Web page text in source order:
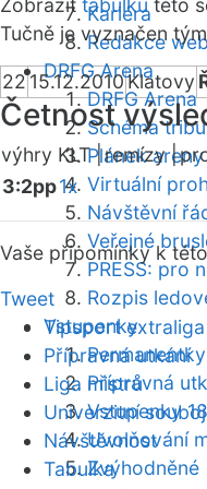
Kariéra
Redakce
DRFG Arena
DRFG Arena
Schéma
Plánek areny
Virtuální
Návštěvní
Veřejné
PRESS: pro
Rozpis
Vstupenky
Přípravná
Vstupenky
Uvolňování
Zvýhodněné
Zobrazit tabulku této
Tučně je vyznačen
2215.12.2010Klatovy
Četnost
výhry KLT |remízy |
3:2pp1x
Vaše připomínky k
Tweet
Tipsport extraliga
Přípravná utkání
Liga mistrů
Univerzitní souboj
Návštěvnost
Tabulka